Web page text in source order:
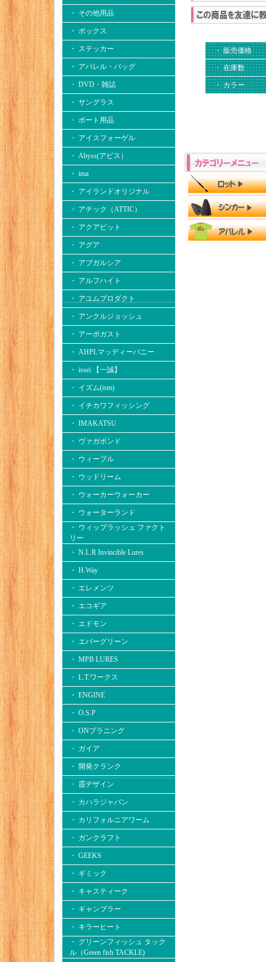
・ その他用品
・ ボックス
・ ステッカー
・ アパレル・バッグ
・ DVD・雑誌
・ サングラス
・ ボート用品
・ アイスフォーゲル
・ Abyss(アビス）
・ ima
・ アイランドオリジナル
・ アチック（ATTIC）
・ アクアビット
・ アグア
・ アブガルシア
・ アルフハイト
・ アユムプロダクト
・ アンクルジョッシュ
・ アーボガスト
・ AHPLマッディーバニー
・ issei 【一誠】
・ イズム(ism)
・ イチカワフィッシング
・ IMAKATSU
・ ヴァガボンド
・ ウィーブル
・ ウッドリーム
・ ウォーカーウォーカー
・ ウォーターランド
・ ウィップラッシュ ファクト
リー
・ N.L.R Invincible Lures
・ H.Way
・ エレメンツ
・ エコギア
・ エドモン
・ エバーグリーン
・ MPB LURES
・ L.T.ワークス
・ ENGINE
・ O.S.P
・ ONプラニング
・ ガイア
・ 開発クランク
・ 霞デザイン
・ カハラジャパン
・ カリフォルニアワーム
・ ガンクラフト
・ GEEKS
・ ギミック
・ キャスティーク
・ ギャンブラー
・ キラーヒート
・ グリーンフィッシュ タック
ル（Green fish TACKLE)
・ 販売価格
・ 在庫数
・ カラー